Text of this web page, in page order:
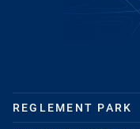
REGLEMENT PARK